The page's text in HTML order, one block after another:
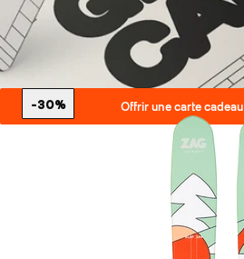
Offrir une carte cadeau
-30%